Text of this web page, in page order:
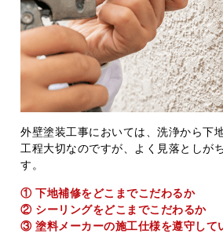
外壁塗装工事においては、洗浄から下
工程大切なのですが、よく見落としが
す。
① 下地補修をどこまでこだわるか
② シーリングをどこまでこだわるか
③ 塗料メーカーの施工仕様を遵守して